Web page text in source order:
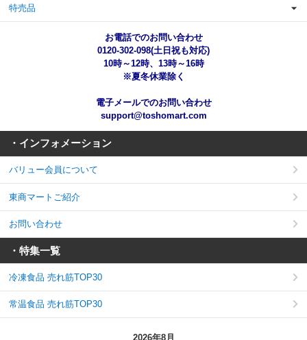
特売品
お電話でのお問い合わせ
0120-302-098(土日祝も対応)
10時～12時、13時～16時
※夏冬休業除く
電子メールでのお問い合わせ
support@toshomart.com
・インフォメーション
バリュー会員について
東商マートご紹介
お問い合わせ
・特集一覧
冷凍食品 売れ筋TOP30
常温食品 売れ筋TOP30
2026年8月